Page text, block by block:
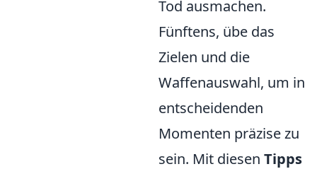
Tod ausmachen.
Fünftens, übe das
Zielen und die
Waffenauswahl, um in
entscheidenden
Momenten präzise zu
sein. Mit diesen Tipps